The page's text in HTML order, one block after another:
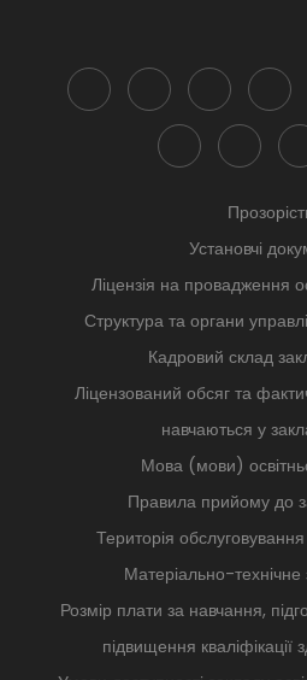
Установчі
Ліцензія на провадження
Структура та органи
Кадровий склад
Ліцензований обсяг та
навчаються у
Мова (мови)
Правила прийому до
Територія обслуговування
Матеріально-
Розмір плати за навчання,
підвищення кваліфікації